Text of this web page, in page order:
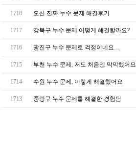
1718 오산 진짜 누수 문제 해결후기
1717 강북구 누수 문제 어떻게 해결할까요?
1716 광진구 누수 문제로 걱정이네요…
1715 부천 누수 문제, 저도 처음엔 막막했어요
1714 수원 누수 문제, 이렇게 해결했어요
1713 중랑구 누수 문제를 해결한 경험담